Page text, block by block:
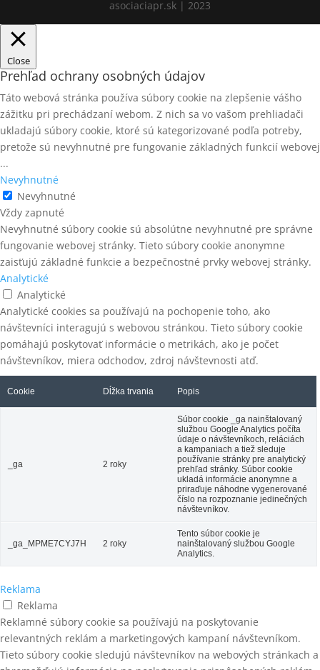
asociaciapr.sk | 2023
Close
Prehľad ochrany osobných údajov
Táto webová stránka používa súbory cookie na zlepšenie vášho
zážitku pri prechádzaní webom. Z nich sa vo vašom prehliadači
ukladajú súbory cookie, ktoré sú kategorizované podľa potreby,
pretože sú nevyhnutné pre fungovanie základných funkcií webovej
...
Nevyhnutné
Nevyhnutné
Vždy zapnuté
Nevyhnutné súbory cookie sú absolútne nevyhnutné pre správne
fungovanie webovej stránky. Tieto súbory cookie anonymne
zaisťujú základné funkcie a bezpečnostné prvky webovej stránky.
Analytické
Analytické
Analytické cookies sa používajú na pochopenie toho, ako
návštevníci interagujú s webovou stránkou. Tieto súbory cookie
pomáhajú poskytovať informácie o metrikách, ako je počet
návštevníkov, miera odchodov, zdroj návštevnosti atď.
Cookie Dĺžka trvania Popis
_ga 2 roky
Súbor cookie _ga nainštalovaný
službou Google Analytics počíta
údaje o návštevníkoch, reláciách
a kampaniach a tiež sleduje
používanie stránky pre analytický
prehľad stránky. Súbor cookie
ukladá informácie anonymne a
priraďuje náhodne vygenerované
číslo na rozpoznanie jedinečných
návštevníkov.
_ga_MPME7CYJ7H 2 roky
Tento súbor cookie je
nainštalovaný službou Google
Analytics.
Reklama
Reklama
Reklamné súbory cookie sa používajú na poskytovanie
relevantných reklám a marketingových kampaní návštevníkom.
Tieto súbory cookie sledujú návštevníkov na webových stránkach a